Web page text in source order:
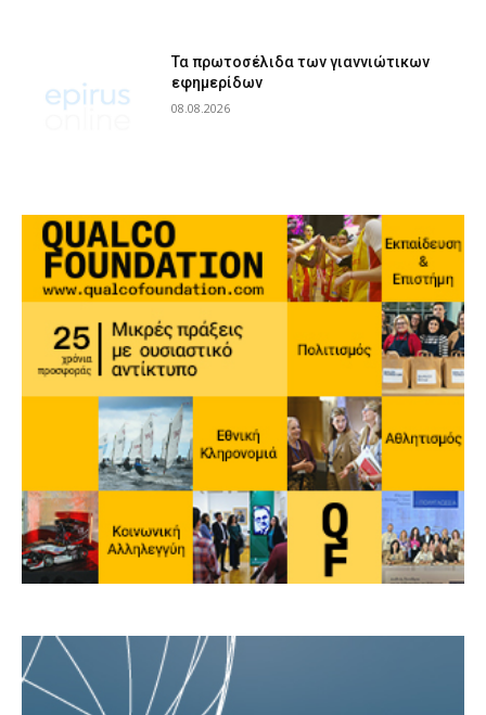
Τα πρωτοσέλιδα των γιαννιώτικων
εφημερίδων
08.08.2026